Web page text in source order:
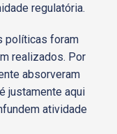
regulatória.
políticas foram
realizados. Por
absorveram
justamente aqui
atividade